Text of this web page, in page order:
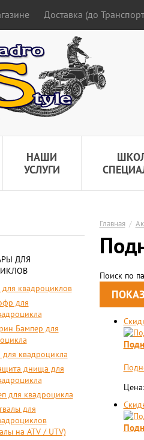
Доставка (до
НАШИ
УСЛУГИ
ДЛЯ
квадроциклов
для
Бампер для
для квадроцикла
днища для
для квадроцикла
для
на ATV / UTV)
Главная /
Поиск по